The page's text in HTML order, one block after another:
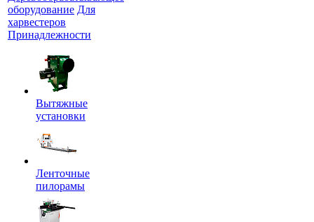
оборудование Для
харвестеров
Принадлежности
Вытяжные
установки
Ленточные
пилорамы